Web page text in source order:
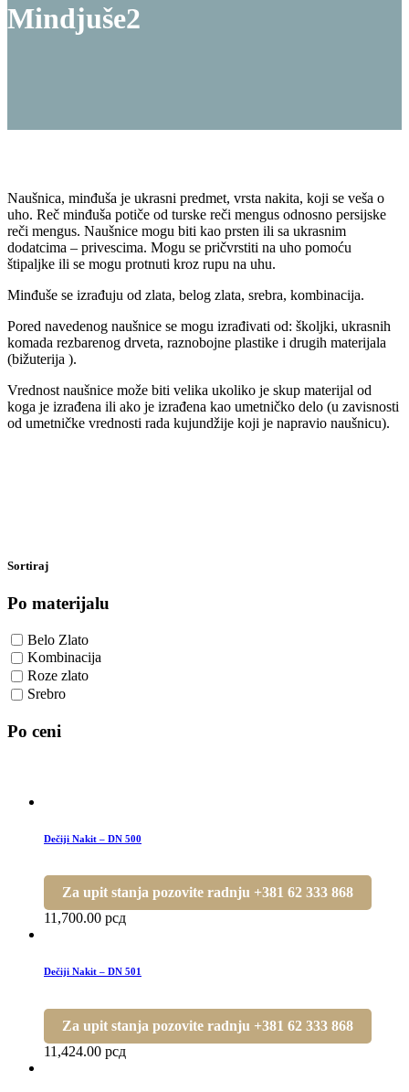
Mindjuše2
Naušnica, minđuša je ukrasni predmet, vrsta nakita, koji se veša o
uho. Reč minđuša potiče od turske reči mengus odnosno persijske
reči mengus. Naušnice mogu biti kao prsten ili sa ukrasnim
dodatcima – privescima. Mogu se pričvrstiti na uho pomoću
štipaljke ili se mogu protnuti kroz rupu na uhu.
Minđuše se izrađuju od zlata, belog zlata, srebra, kombinacija.
Pored navedenog naušnice se mogu izrađivati od: školjki, ukrasnih
komada rezbarenog drveta, raznobojne plastike i drugih materijala
(bižuterija ).
Vrednost naušnice može biti velika ukoliko je skup materijal od
koga je izrađena ili ako je izrađena kao umetničko delo (u zavisnosti
od umetničke vrednosti rada kujundžije koji je napravio naušnicu).
Sortiraj
Po materijalu
Belo Zlato
Kombinacija
Roze zlato
Srebro
Po ceni
Dečiji Nakit – DN 500
Za upit stanja pozovite radnju +381 62 333 868
11,700.00 рсд
Dečiji Nakit – DN 501
Za upit stanja pozovite radnju +381 62 333 868
11,424.00 рсд